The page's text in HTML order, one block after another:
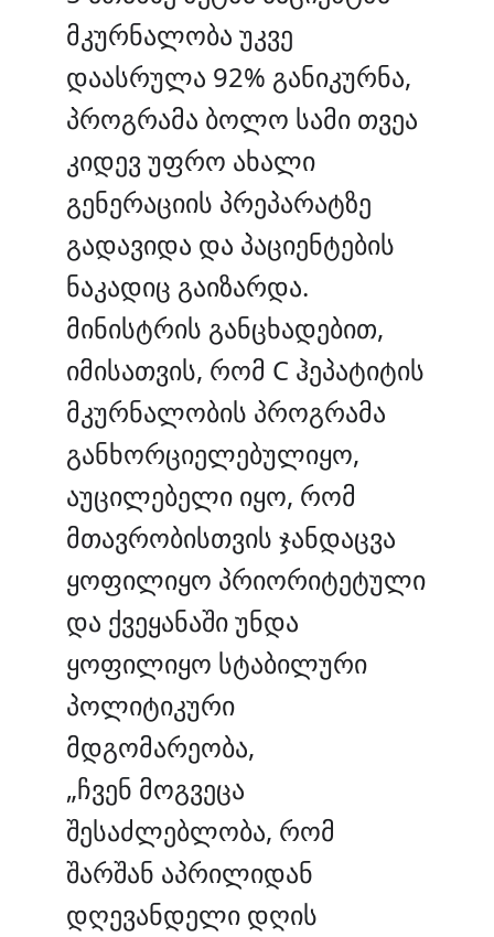
მკურნალობა უკვე
დაასრულა 92% განიკურნა,
პროგრამა ბოლო სამი თვეა
კიდევ უფრო ახალი
გენერაციის პრეპარატზე
გადავიდა და პაციენტების
ნაკადიც გაიზარდა.
მინისტრის განცხადებით,
იმისათვის, რომ C ჰეპატიტის
მკურნალობის პროგრამა
განხორციელებულიყო,
აუცილებელი იყო, რომ
მთავრობისთვის ჯანდაცვა
ყოფილიყო პრიორიტეტული
და ქვეყანაში უნდა
ყოფილიყო სტაბილური
პოლიტიკური
მდგომარეობა,
„ჩვენ მოგვეცა
შესაძლებლობა, რომ
შარშან აპრილიდან
დღევანდელი დღის